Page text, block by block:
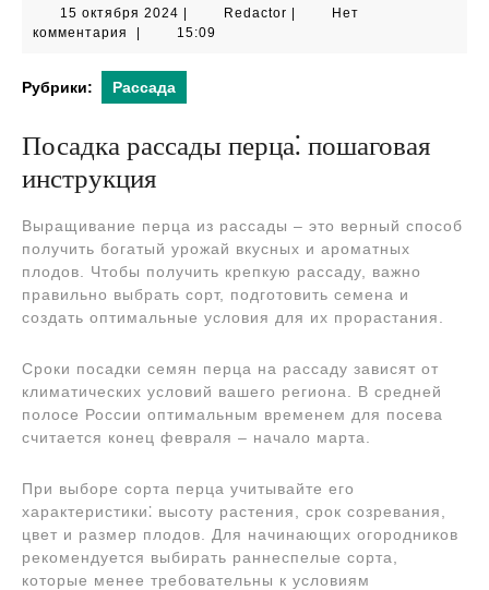
15 октября 2024 15
октября
RedactorRedactor
Нет
комментария
15:09
Рубрики: Рассада
Посадка рассады перца⁚ пошаговая
инструкция
Выращивание перца из рассады – это верный способ
получить богатый урожай вкусных и ароматных
плодов. Чтобы получить крепкую рассаду, важно
правильно выбрать сорт, подготовить семена и
создать оптимальные условия для их прорастания.
Сроки посадки семян перца на рассаду зависят от
климатических условий вашего региона. В средней
полосе России оптимальным временем для посева
считается конец февраля – начало марта.
При выборе сорта перца учитывайте его
характеристики⁚ высоту растения, срок созревания,
цвет и размер плодов. Для начинающих огородников
рекомендуется выбирать раннеспелые сорта,
которые менее требовательны к условиям